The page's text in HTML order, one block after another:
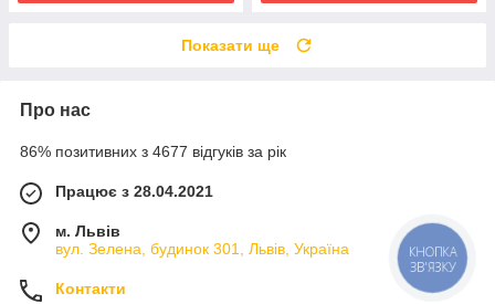
Показати ще
Про нас
86% позитивних з 4677 відгуків за рік
Працює з 28.04.2021
м. Львів
вул. Зелена, будинок 301, Львів, Україна
Контакти
КНОПКА
ЗВ'ЯЗКУ